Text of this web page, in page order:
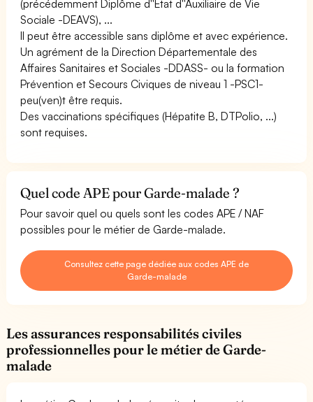
(précédemment Diplôme d''Etat d''Auxiliaire de Vie
Sociale -DEAVS), ...
Il peut être accessible sans diplôme et avec expérience.
Un agrément de la Direction Départementale des
Affaires Sanitaires et Sociales -DDASS- ou la formation
Prévention et Secours Civiques de niveau 1 -PSC1-
peu(ven)t être requis.
Des vaccinations spécifiques (Hépatite B, DTPolio, ...)
sont requises.
Quel code APE pour Garde-malade ?
Pour savoir quel ou quels sont les codes APE / NAF
possibles pour le métier de Garde-malade.
Consultez cette page dédiée aux codes APE de
Garde-malade
Les assurances responsabilités civiles
professionnelles pour le métier de Garde-
malade